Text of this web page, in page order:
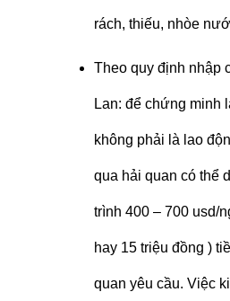
rách, thiếu, nhòe
Theo quy định nhập
Lan: để chứng minh
không phải là lao
qua hải quan có thể
trình 400 – 700 usd/
hay 15 triệu đồng )
quan yêu cầu. Việc